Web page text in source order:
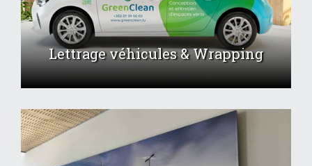
Lettrage véhicules & Wrapping